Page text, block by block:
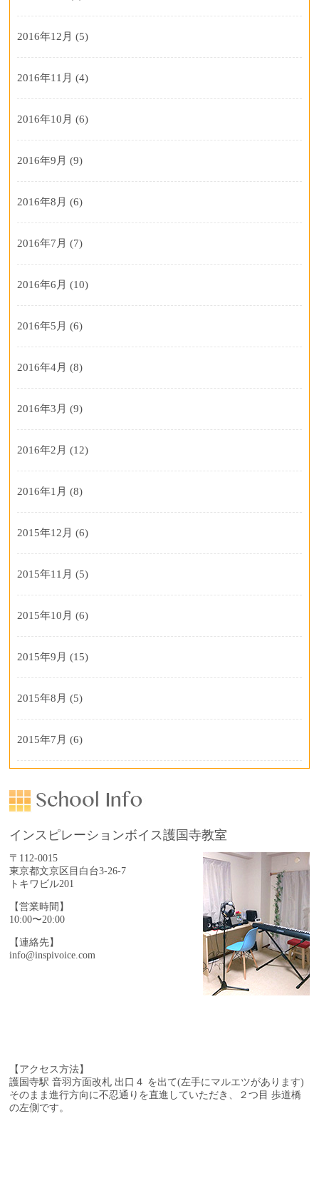
2016年12月 (5)
2016年11月 (4)
2016年10月 (6)
2016年9月 (9)
2016年8月 (6)
2016年7月 (7)
2016年6月 (10)
2016年5月 (6)
2016年4月 (8)
2016年3月 (9)
2016年2月 (12)
2016年1月 (8)
2015年12月 (6)
2015年11月 (5)
2015年10月 (6)
2015年9月 (15)
2015年8月 (5)
2015年7月 (6)
インスピレーションボイス護国寺教室
〒112-0015
東京都文京区目白台3-26-7
トキワビル201
【営業時間】
10:00〜20:00
【連絡先】
info@inspivoice.com
【アクセス方法】
護国寺駅 音羽方面改札 出口４ を出て(左手にマルエツがあります)
そのまま進行方向に不忍通りを直進していただき、
２つ目 歩道橋
の左側です。